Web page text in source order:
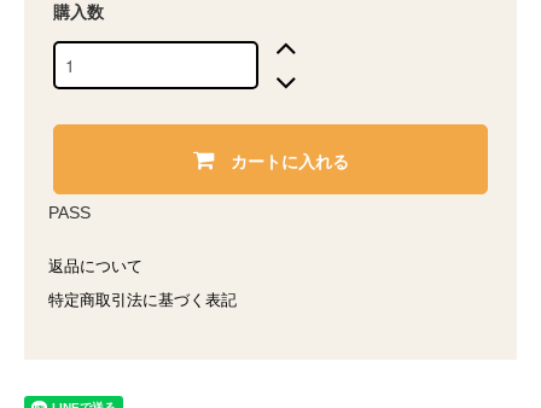
購入数
カートに入れる
PASS
返品について
特定商取引法に基づく表記